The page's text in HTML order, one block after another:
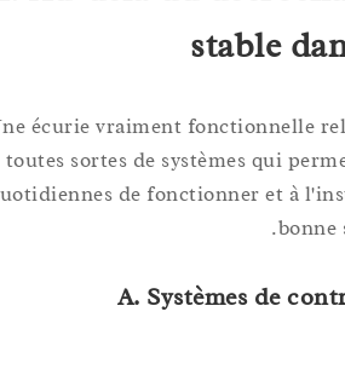
stable
Une écurie vraiment
toutes sortes de systèmes qui
quotidiennes de fonctionner et
A. Systèmes de